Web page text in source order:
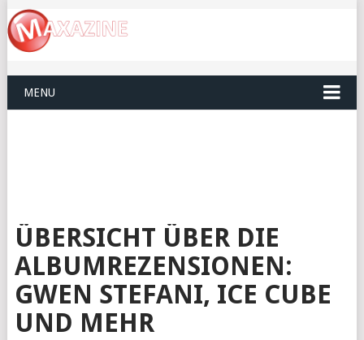
MENU
ÜBERSICHT ÜBER DIE
ALBUMREZENSIONEN:
GWEN STEFANI, ICE CUBE
UND MEHR